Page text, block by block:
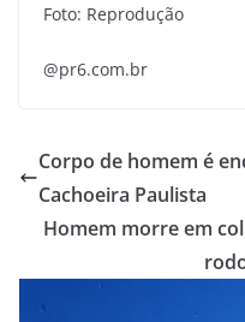
Foto: Reprodução
@pr6.com.br
Corpo de homem é
Cachoeira Paulista
Homem morre em